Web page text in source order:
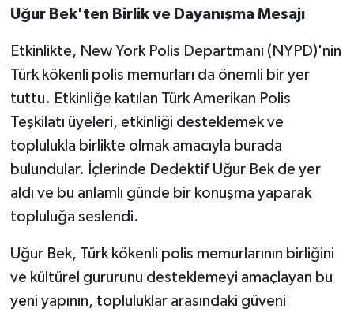
Uğur Bek'ten Birlik ve Dayanışma Mesajı
Etkinlikte, New York Polis Departmanı (NYPD)'nin
Türk kökenli polis memurları da önemli bir yer
tuttu. Etkinliğe katılan Türk Amerikan Polis
Teşkilatı üyeleri, etkinliği desteklemek ve
toplulukla birlikte olmak amacıyla burada
bulundular. İçlerinde Dedektif Uğur Bek de yer
aldı ve bu anlamlı günde bir konuşma yaparak
topluluğa seslendi.
Uğur Bek, Türk kökenli polis memurlarının birliğini
ve kültürel gururunu desteklemeyi amaçlayan bu
yeni yapının, topluluklar arasındaki güveni